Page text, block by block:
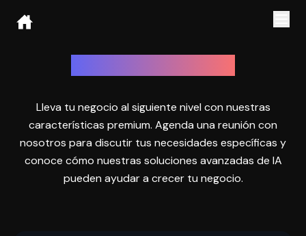
Lleva tu negocio al siguiente nivel con nuestras
características premium. Agenda una reunión con
nosotros para discutir tus necesidades específicas y
conoce cómo nuestras soluciones avanzadas de IA
pueden ayudar a crecer tu negocio.